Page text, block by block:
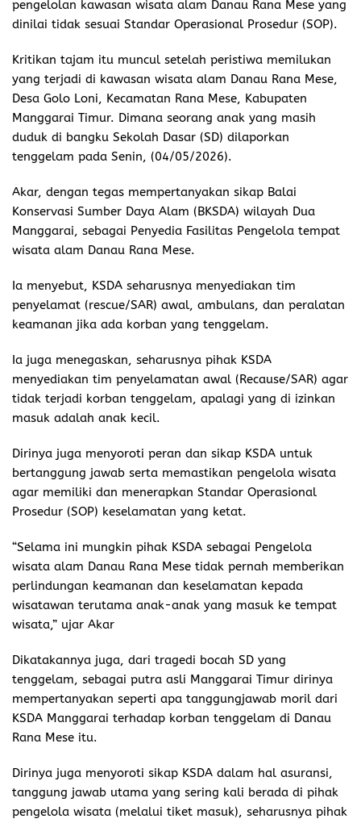
pengelolan kawasan wisata alam Danau Rana Mese yang
dinilai tidak sesuai Standar Operasional Prosedur (SOP).
Kritikan tajam itu muncul setelah peristiwa memilukan
yang terjadi di kawasan wisata alam Danau Rana Mese,
Desa Golo Loni, Kecamatan Rana Mese, Kabupaten
Manggarai Timur. Dimana seorang anak yang masih
duduk di bangku Sekolah Dasar (SD) dilaporkan
tenggelam pada Senin, (04/05/2026).
Akar, dengan tegas mempertanyakan sikap Balai
Konservasi Sumber Daya Alam (BKSDA) wilayah Dua
Manggarai, sebagai Penyedia Fasilitas Pengelola tempat
wisata alam Danau Rana Mese.
Ia menyebut, KSDA seharusnya menyediakan tim
penyelamat (rescue/SAR) awal, ambulans, dan peralatan
keamanan jika ada korban yang tenggelam.
Ia juga menegaskan, seharusnya pihak KSDA
menyediakan tim penyelamatan awal (Recause/SAR) agar
tidak terjadi korban tenggelam, apalagi yang di izinkan
masuk adalah anak kecil.
Dirinya juga menyoroti peran dan sikap KSDA untuk
bertanggung jawab serta memastikan pengelola wisata
agar memiliki dan menerapkan Standar Operasional
Prosedur (SOP) keselamatan yang ketat.
“Selama ini mungkin pihak KSDA sebagai Pengelola
wisata alam Danau Rana Mese tidak pernah memberikan
perlindungan keamanan dan keselamatan kepada
wisatawan terutama anak-anak yang masuk ke tempat
wisata,” ujar Akar
Dikatakannya juga, dari tragedi bocah SD yang
tenggelam, sebagai putra asli Manggarai Timur dirinya
mempertanyakan seperti apa tanggungjawab moril dari
KSDA Manggarai terhadap korban tenggelam di Danau
Rana Mese itu.
Dirinya juga menyoroti sikap KSDA dalam hal asuransi,
tanggung jawab utama yang sering kali berada di pihak
pengelola wisata (melalui tiket masuk), seharusnya pihak